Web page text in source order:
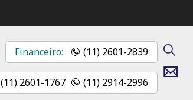
Contato
Financeiro: (11) 2601-2839
(11) 2601-1767 (11) 2914-2996